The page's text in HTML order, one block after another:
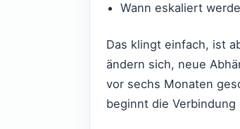
Wann eskaliert
Das klingt einfach, ist
ändern sich, neue
vor sechs Monaten
beginnt die